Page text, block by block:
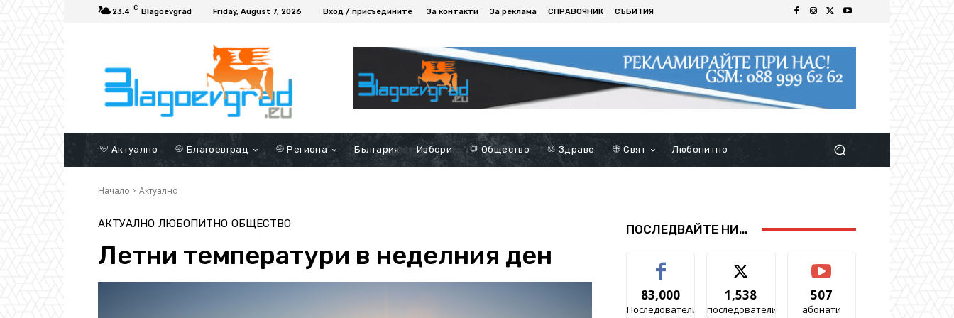
23.4 C Blagoevgrad Friday, August 7, 2026 Вход / присъедините За контакти За реклама СПРАВОЧНИК СЪБИТИЯ
Актуално Благоевград Региона България Избори Общество Здраве Свят Любопитно
Начало Актуално
АКТУАЛНО ЛЮБОПИТНО ОБЩЕСТВО
Летни температури в неделния ден
ПОСЛЕДВАЙТЕ НИ...
83,000
Последователи
1,538
последователи
507
абонати